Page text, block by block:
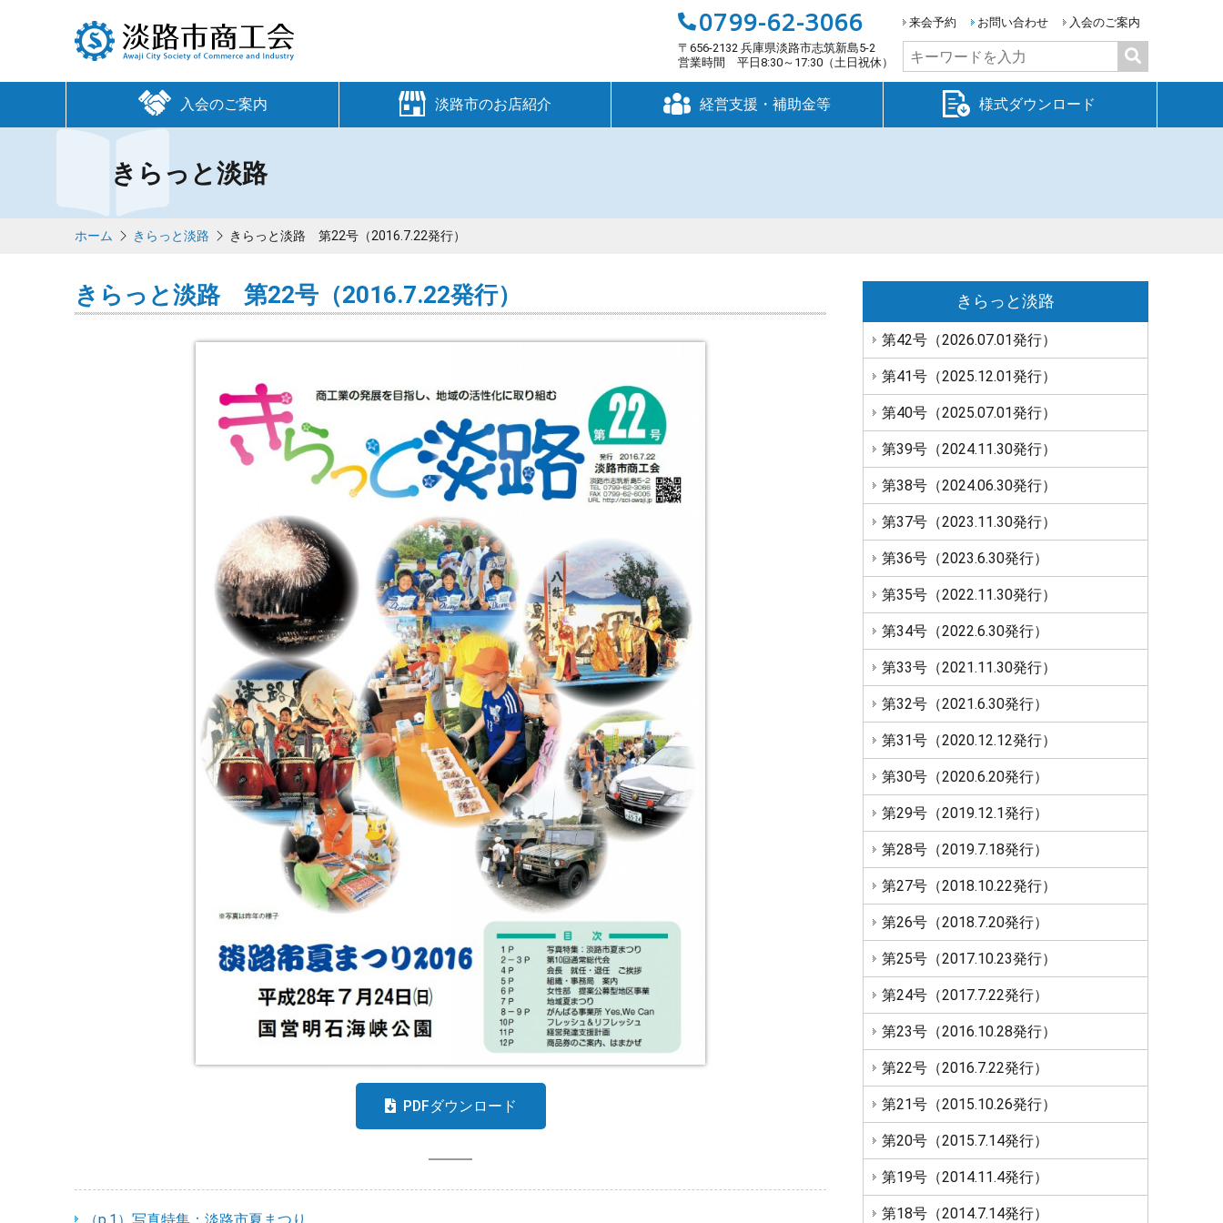
来会予約 お問い合わせ 入会のご案内
検
索:
0799-62-3066
〒656-2132 兵庫県淡路市志筑新島5-2
営業時間 平日8:30～17:30（土日祝休）
入会のご案内 淡路市のお店紹介 経営支援・補助金等 様式ダウンロード
きらっと淡路
ホーム きらっと淡路 きらっと淡路 第22号（2016.7.22発行）
きらっと淡路 第22号（2016.7.22発行）
PDFダウンロード
きらっと淡路
第42号（2026.07.01発行）
第41号（2025.12.01発行）
第40号（2025.07.01発行）
第39号（2024.11.30発行）
第38号（2024.06.30発行）
第37号（2023.11.30発行）
第36号（2023.6.30発行）
第35号（2022.11.30発行）
第34号（2022.6.30発行）
第33号（2021.11.30発行）
第32号（2021.6.30発行）
第31号（2020.12.12発行）
第30号（2020.6.20発行）
第29号（2019.12.1発行）
第28号（2019.7.18発行）
第27号（2018.10.22発行）
第26号（2018.7.20発行）
第25号（2017.10.23発行）
第24号（2017.7.22発行）
第23号（2016.10.28発行）
第22号（2016.7.22発行）
第21号（2015.10.26発行）
第20号（2015.7.14発行）
第19号（2014.11.4発行）
第18号（2014.7.14発行）